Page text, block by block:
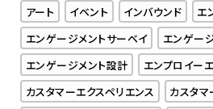
アート
イベント インバウンド
エ
エンゲージメントサーベイ
エンゲー
エンゲージメント設計
エンプロイー
カスタマーエクスペリエンス
カスタマ